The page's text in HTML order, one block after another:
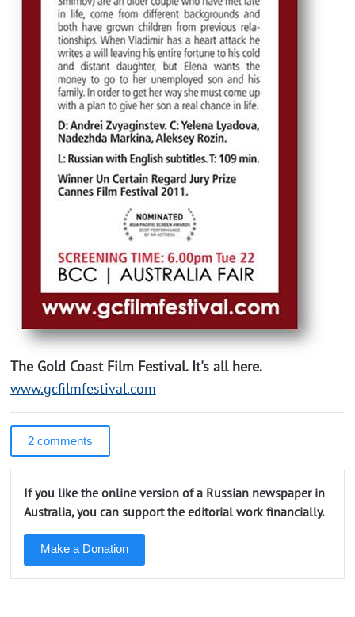
The Gold Coast Film Festival. It's all here.
www.gcfilmfestival.com
2 comments
If you like the online version of a Russian newspaper in
Australia, you can support the editorial work financially.
Make a Donation